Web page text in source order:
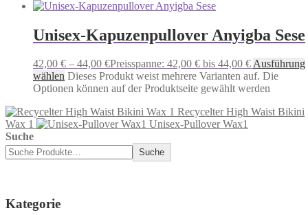
Unisex-Kapuzenpullover Anyigba Sese
42,00 € – 44,00 €Preisspanne: 42,00 € bis 44,00 €Ausführung
wählen Dieses Produkt weist mehrere Varianten auf. Die
Optionen können auf der Produktseite gewählt werden
Recycelter High Waist Bikini
Wax 1
Unisex-Pullover Wax1
Suche
Suche
Kategorie